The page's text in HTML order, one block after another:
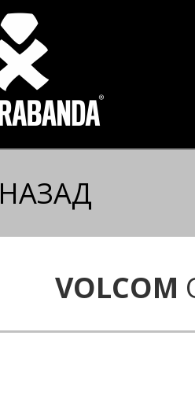
НАЗАД
VOLCOM